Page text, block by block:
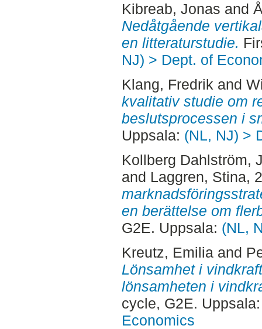
Kibreab, Jonas and
Nedåtgående
en litteraturstudie.
NJ) > Dept. of
Klang, Fredrik and
kvalitativ studie om
beslutsprocessen i
Uppsala: (NL, NJ) >
Kollberg Dahlström,
and Laggren, Stina,
en berättelse om
G2E. Uppsala: (NL,
Kreutz, Emiliaand
Lönsamhet i
lönsamheten i
cycle, G2E.
Economics